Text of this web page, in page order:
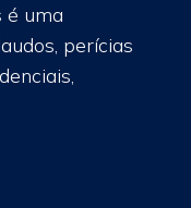
é uma
perícias